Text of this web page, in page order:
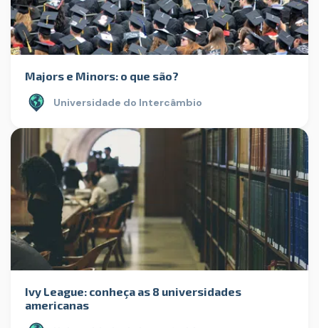
Majors e Minors: o que são?
Universidade do Intercâmbio
Ivy League: conheça as 8 universidades
americanas